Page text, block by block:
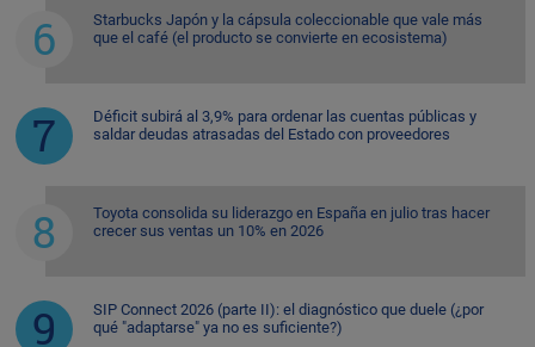
Starbucks Japón y la cápsula coleccionable que vale más
que el café (el producto se convierte en ecosistema)
Déficit subirá al 3,9% para ordenar las cuentas públicas y
saldar deudas atrasadas del Estado con proveedores
Toyota consolida su liderazgo en España en julio tras hacer
crecer sus ventas un 10% en 2026
SIP Connect 2026 (parte II): el diagnóstico que duele (¿por
qué "adaptarse" ya no es suficiente?)